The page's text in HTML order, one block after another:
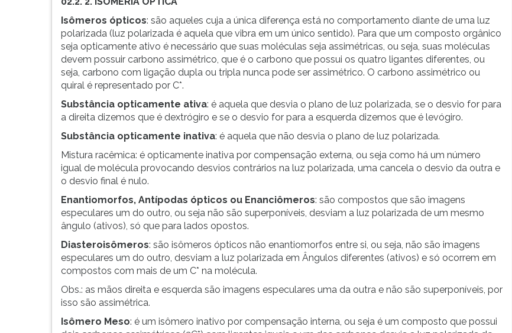
Isômeros ópticos: são aqueles cuja a única diferença está no comportamento diante de uma luz
polarizada (luz polarizada é aquela que vibra em um único sentido). Para que um composto orgânico
seja opticamente ativo é necessário que suas moléculas seja assimétricas, ou seja, suas moléculas
devem possuir carbono assimétrico, que é o carbono que possui os quatro ligantes diferentes, ou
seja, carbono com ligação dupla ou tripla nunca pode ser assimétrico. O carbono assimétrico ou
quiral é representado por C*.
Substância opticamente ativa: é aquela que desvia o plano de luz polarizada, se o desvio for para
a direita dizemos que é dextrógiro e se o desvio for para a esquerda dizemos que é levógiro.
Substância opticamente inativa: é aquela que não desvia o plano de luz polarizada.
Mistura racêmica: é opticamente inativa por compensação externa, ou seja como há um número
igual de molécula provocando desvios contrários na luz polarizada, uma cancela o desvio da outra e
o desvio final é nulo.
Enantiomorfos, Antípodas ópticos ou Enanciômeros: são compostos que são imagens
especulares um do outro, ou seja não são superponíveis, desviam a luz polarizada de um mesmo
ângulo (ativos), só que para lados opostos.
Diasteroisômeros: são isômeros ópticos não enantiomorfos entre si, ou seja, não são imagens
especulares um do outro, desviam a luz polarizada em Ângulos diferentes (ativos) e só ocorrem em
compostos com mais de um C* na molécula.
Obs.: as mãos direita e esquerda são imagens especulares uma da outra e não são superponíveis, por
isso são assimétrica.
Isômero Meso: é um isômero inativo por compensação interna, ou seja é um composto que possui